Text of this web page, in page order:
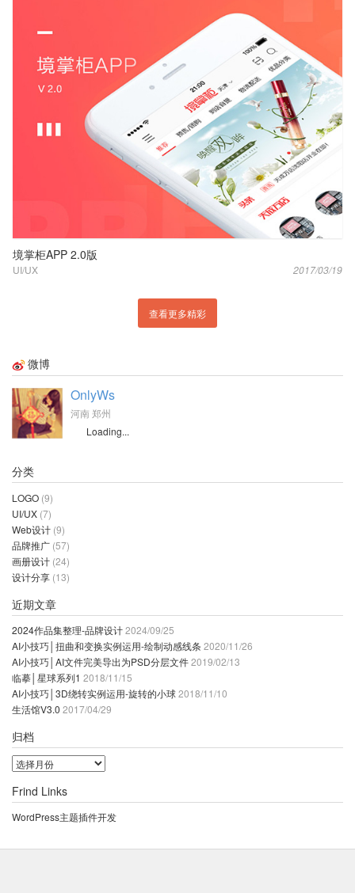
境掌柜APP 2.0版
UI/UX 2017/03/19
查看更多精彩
微博
OnlyWs
河南 郑州
Loading...
分类
LOGO (9)
UI/UX (7)
Web设计 (9)
品牌推广 (57)
画册设计 (24)
设计分享 (13)
近期文章
2024作品集整理-品牌设计2024/09/25
AI小技巧│扭曲和变换实例运用-绘制动感线条 2020/11/26
AI小技巧│AI文件完美导出为PSD分层文件2019/02/13
临摹│星球系列1 2018/11/15
AI小技巧│3D绕转实例运用-旋转的小球2018/11/10
生活馆V3.0 2017/04/29
归档
归
档
Frind Links
WordPress主题插件开发